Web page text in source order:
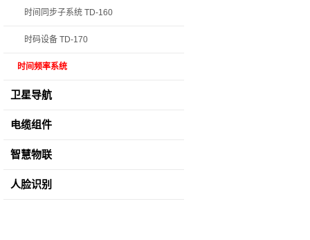
时间同步子系统 TD-160
时码设备 TD-170
时间频率系统
卫星导航
电缆组件
智慧物联
人脸识别